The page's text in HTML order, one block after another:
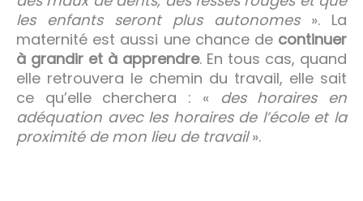
les enfants seront plus autonomes». La
maternité est aussi une chance de continuer
à grandir et à apprendre. En tous cas, quand
elle retrouvera le chemin du travail, elle sait
ce qu’elle cherchera : « des horaires en
adéquation avec les horaires de l’école et la
proximité de mon lieu de travail».